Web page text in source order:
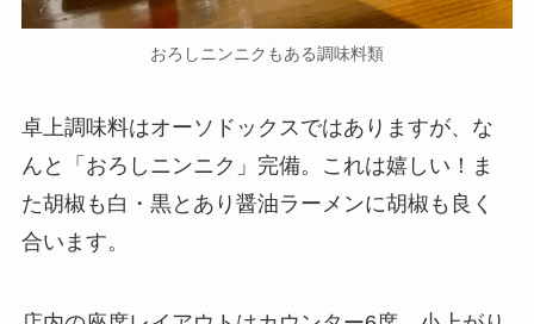
おろしニンニクもある調味料類
卓上調味料はオーソドックスではありますが、な
んと「おろしニンニク」完備。これは嬉しい！ま
た胡椒も白・黒とあり醤油ラーメンに胡椒も良く
合います。